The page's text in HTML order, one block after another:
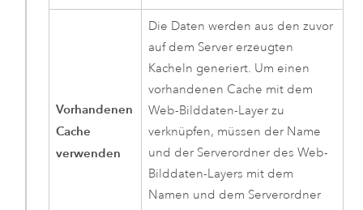
Vorhandenen
Cache
verwenden
Die Daten werden aus den zuvor
auf dem Server erzeugten
Kacheln generiert. Um einen
vorhandenen Cache mit dem
Web-Bilddaten-Layer zu
verknüpfen, müssen der Name
und der Serverordner des Web-
Bilddaten-Layers mit dem
Namen und dem Serverordner